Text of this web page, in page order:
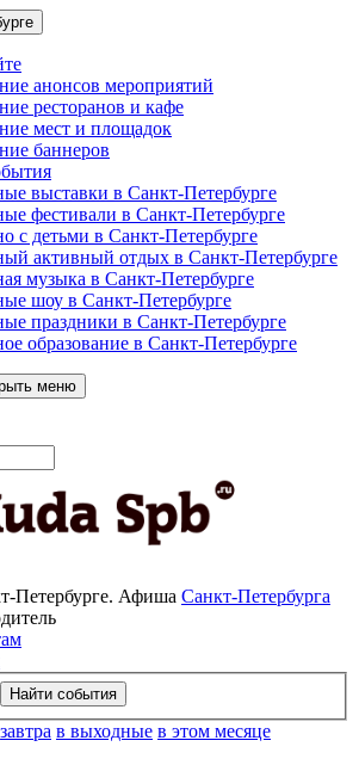
анонсов мероприятий
ресторанов и кафе
мест и площадок
баннеров
выставки в Санкт-Петербурге
фестивали в Санкт-Петербурге
с детьми в Санкт-Петербурге
активный отдых в Санкт-Петербурге
музыка в Санкт-Петербурге
шоу в Санкт-Петербурге
праздники в Санкт-Петербурге
образование в Санкт-Петербурге
меню
Петербурге. Афиша Санкт-Петербурга
завтра в выходные в этом месяце